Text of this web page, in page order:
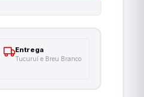
Entrega
Tucuruí e Breu Branco